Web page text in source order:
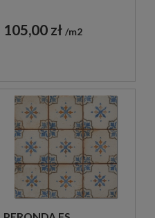
105,00 zł m2